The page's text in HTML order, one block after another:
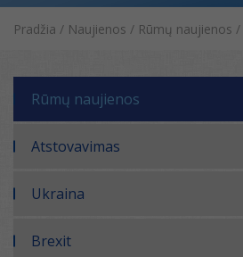
Pradžia / Naujienos / Rūmų naujienos /
Rūmų naujienos
Atstovavimas
Ukraina
Brexit